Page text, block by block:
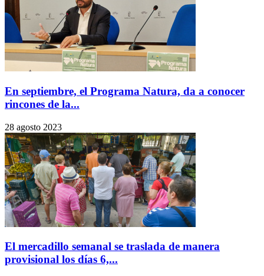
En septiembre, el Programa Natura, da a conocer
rincones de la...
28 agosto 2023
El mercadillo semanal se traslada de manera
provisional los días 6,...